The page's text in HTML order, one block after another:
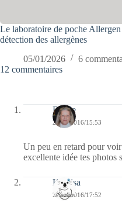
Le laboratoire de poche
détection des allergènes
05/01/2026
6
12 commentaires
Renee
28/06/2016/15:53
Un peu en retard pour
excellente idée tes
Koalisa
20/06/2016/17:52